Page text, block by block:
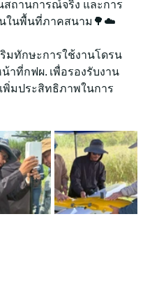
ถานการณ์จริง และการ
ในพื้นที่ภาคสนาม🌳☁️
มทักษะการใช้งานโดรน
าที่กฟผ. เพื่อรองรับงาน
พิ่มประสิทธิภาพในการ